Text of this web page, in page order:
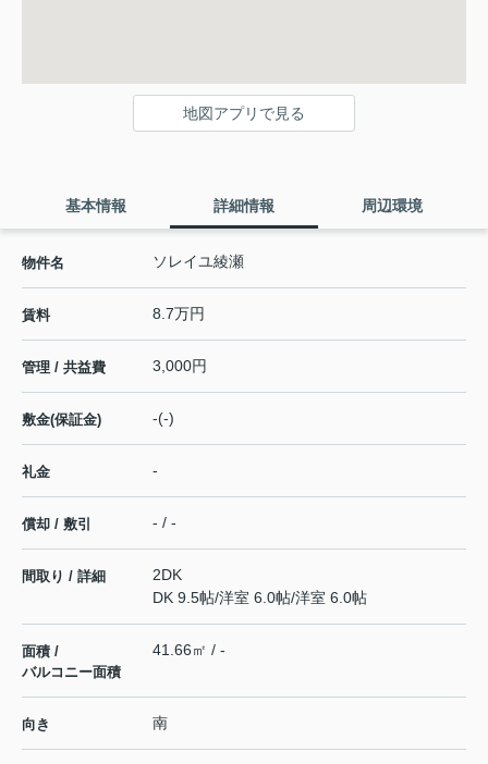
地図アプリで見る
基本情報 詳細情報 周辺環境
物件名 ソレイユ綾瀬
賃料 8.7万円
管理 / 共益費 3,000円
敷金(保証金) -(-)
礼金 -
償却 / 敷引 - / -
間取り / 詳細
2DK
DK 9.5帖/洋室 6.0帖/洋室 6.0帖
面積 /
バルコニー面積
41.66㎡ / -
向き 南